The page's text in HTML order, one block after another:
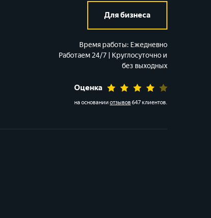
Для бизнеса
Время работы: Ежедневно
Работаем 24/7 | Круглосуточно и
без выходных
Оценка
на основании отзывов647 клиентов.